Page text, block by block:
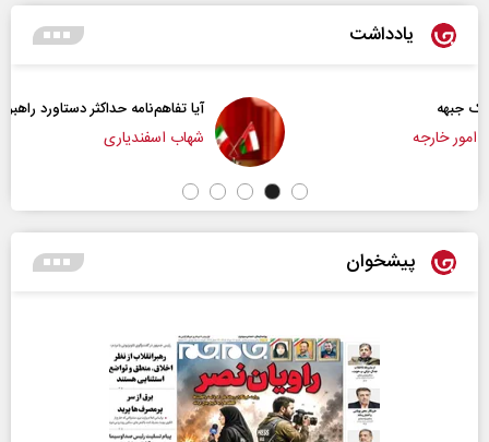
یادداشت
آیا تفاهم‌نامه حداکثر دستاورد راهبردی ایران بود؟
شهاب اسفندیاری
پیشخوان